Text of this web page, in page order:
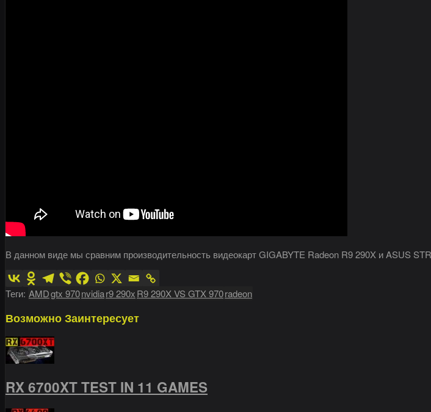
В данном виде мы сравним производительность видеокарт GIGABYTE Radeon R9 290X и ASUS
Теги: AMDgtx 970nvidiar9 290xR9 290X VS GTX 970radeon
Возможно Заинтересует
RX 6700XT TEST IN 11 GAMES